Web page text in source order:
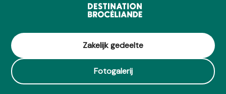
Zakelijk gedeelte
Fotogalerij